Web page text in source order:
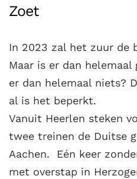
Zoet
In 2023 zal het zuur de
Maar is er dan
er dan helemaal niets?
al is het beperkt.
Vanuit Heerlen steken
twee treinen de Duitse
Aachen. Eén keer
met overstap in